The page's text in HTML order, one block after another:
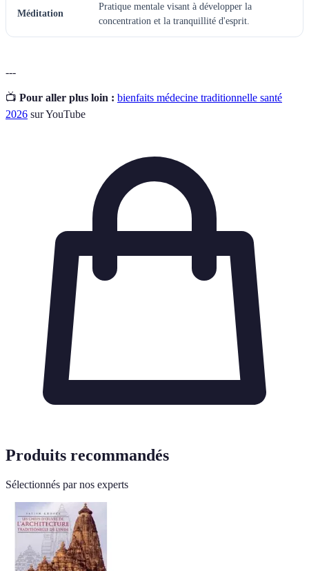
Méditation
Pratique mentale visant à développer la
concentration et la tranquillité d'esprit.
---
📺 Pour aller plus loin : bienfaits médecine traditionnelle santé
2026 sur YouTube
Produits recommandés
Sélectionnés par nos experts